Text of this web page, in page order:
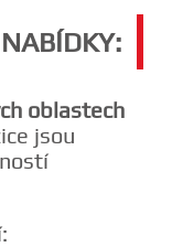
oblastech
jsou